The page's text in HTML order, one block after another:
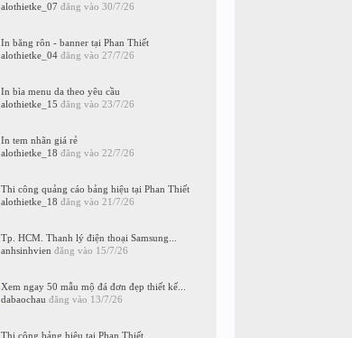
alothietke_07 đăng vào 30/7/26
In băng rôn - banner tại Phan Thiết
alothietke_04đăng vào 27/7/26
In bìa menu da theo yêu cầu
alothietke_15 đăng vào 23/7/26
In tem nhãn giá rẻ
alothietke_18 đăng vào 22/7/26
Thi công quảng cáo bảng hiệu tại Phan Thiết
alothietke_18 đăng vào 21/7/26
Tp. HCM. Thanh lý điện thoại Samsung...
anhsinhvien đăng vào 15/7/26
Xem ngay 50 mẫu mộ đá đơn đẹp thiết kế...
dabaochau đăng vào 13/7/26
Thi công bảng hiệu tại Phan Thiết